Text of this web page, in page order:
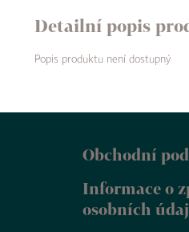
Detailní popis
Popis produktu není dostupný
Obchodní
Informace o
osobních